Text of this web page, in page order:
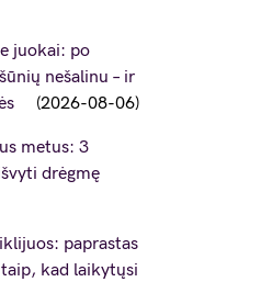
juokai: po
nešalinu – ir
2026-08-06
metus: 3
drėgmę
paprastas
kad laikytųsi